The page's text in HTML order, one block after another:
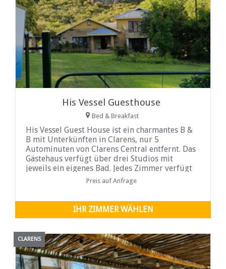
His Vessel Guesthouse
Bed & Breakfast
His Vessel Guest House ist ein charmantes B &
B mit Unterkünften in Clarens, nur 5
Autominuten von Clarens Central entfernt. Das
Gästehaus verfügt über drei Studios mit
jeweils ein eigenes Bad. Jedes Zimmer verfügt
über Tee, Kaffee, Kekse, kostenlose
Pflegeprodukte, Sat-TV und WLAN.
Preis auf Anfrage
IHR ZIMMER WÄHLEN
CLARENS